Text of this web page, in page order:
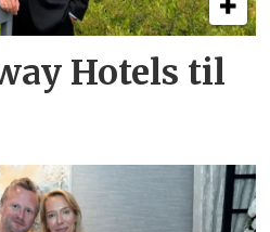
Hotels til